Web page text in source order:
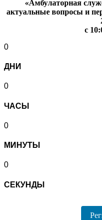
«Амбулаторная
актуальные вопросы и
с
0
ДНИ
0
ЧАСЫ
0
МИНУТЫ
0
СЕКУНДЫ